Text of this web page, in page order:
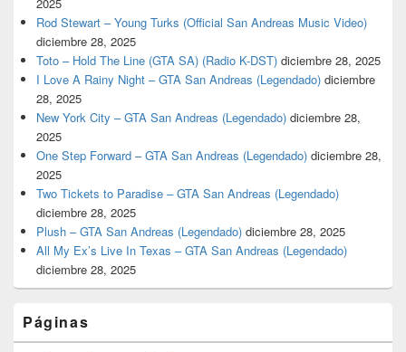
Rod Stewart – Young Turks (Official San Andreas Music Video)
diciembre 28, 2025
Toto – Hold The Line (GTA SA) (Radio K-DST) diciembre 28, 2025
I Love A Rainy Night – GTA San Andreas (Legendado) diciembre
28, 2025
New York City – GTA San Andreas (Legendado) diciembre 28,
2025
One Step Forward – GTA San Andreas (Legendado) diciembre 28,
2025
Two Tickets to Paradise – GTA San Andreas (Legendado)
diciembre 28, 2025
Plush – GTA San Andreas (Legendado) diciembre 28, 2025
All My Ex’s Live In Texas – GTA San Andreas (Legendado)
diciembre 28, 2025
Páginas